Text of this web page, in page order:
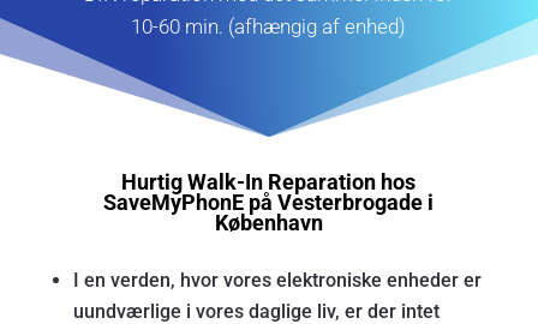
10-60 min. (afhængig af enhed)
Hurtig Walk-In Reparation hos
SaveMyPhonE på Vesterbrogade i
København
I en verden, hvor vores elektroniske enheder er
uundværlige i vores daglige liv, er der intet